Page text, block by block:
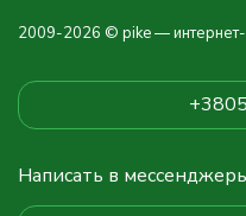
2009-2026 © pike —
Написать в